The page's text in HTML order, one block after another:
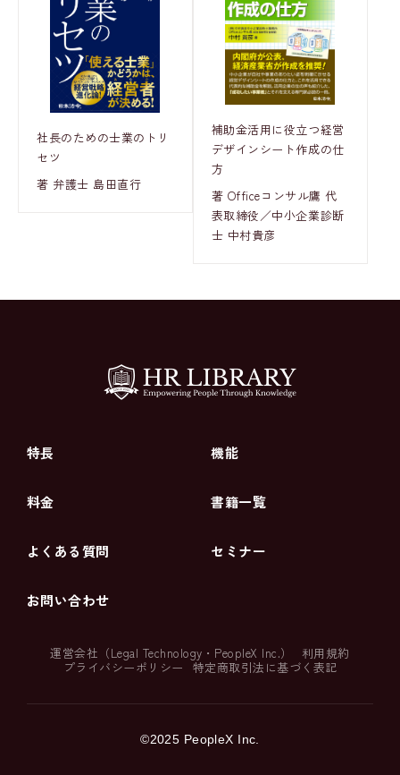
社長のための士業のトリ
セツ
著 弁護士 島田直行
補助金活用に役立つ経営
デザインシート作成の仕
方
著 Officeコンサル鷹 代
表取締役／中小企業診断
士 中村貴彦
特長 機能
料金 書籍一覧
よくある質問 セミナー
お問い合わせ
運営会社（Legal Technology ・ PeopleX Inc.）
利用規約
プライバシーポリシー
特定商取引法に基づく表記
©2025 PeopleX Inc.